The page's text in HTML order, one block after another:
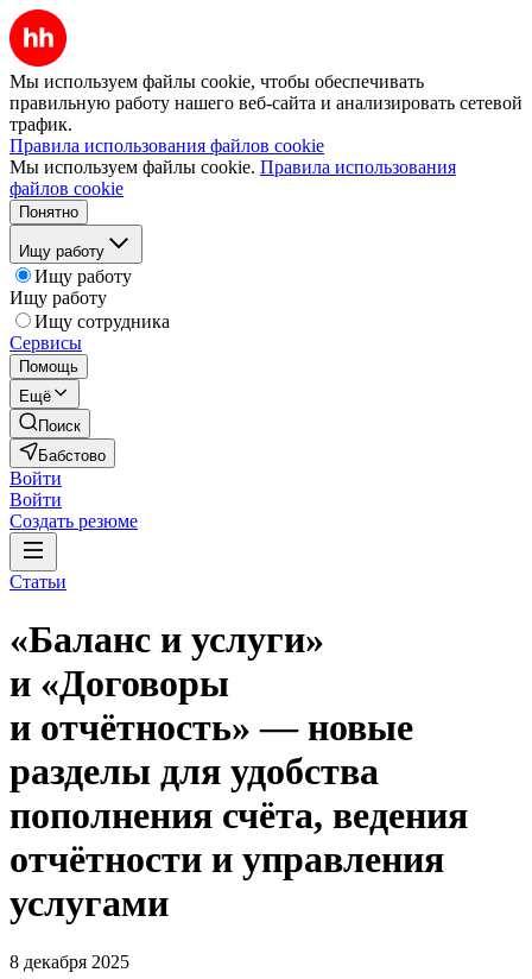
Мы используем файлы cookie, чтобы обеспечивать
правильную работу нашего веб-сайта и анализировать сетевой
трафик.
Правила использования файлов cookie
Мы используем файлы cookie. Правила использования
файлов cookie
Понятно
Ищу работу
Ищу работу
Ищу работу
Ищу сотрудника
Сервисы
Помощь
Ещё
Поиск
Бабстово
Войти
Войти
Создать резюме
Статьи
«Баланс и услуги»
и «Договоры
и отчётность» — новые
разделы для удобства
пополнения счёта, ведения
отчётности и управления
услугами
8 декабря 2025